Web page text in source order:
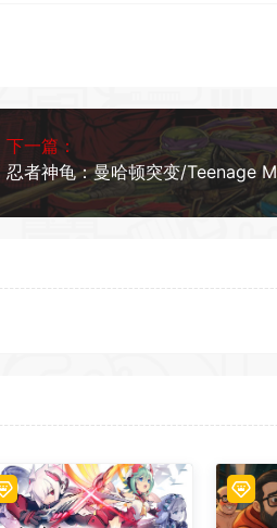
下一篇：